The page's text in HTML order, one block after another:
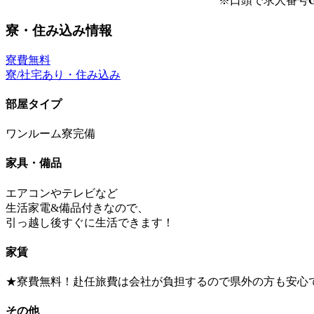
寮・住み込み情報
寮費無料
寮/社宅あり・住み込み
部屋タイプ
ワンルーム寮完備
家具・備品
エアコンやテレビなど
生活家電&備品付きなので、
引っ越し後すぐに生活できます！
家賃
★寮費無料！赴任旅費は会社が負担するので県外の方も安
その他